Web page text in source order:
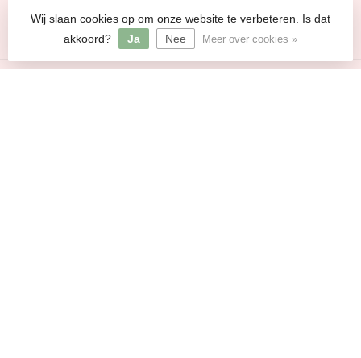
btw-nummer:BE0630 741 708
Wij slaan cookies op om onze website te verbeteren. Is dat
akkoord?
Ja Nee Meer over cookies »